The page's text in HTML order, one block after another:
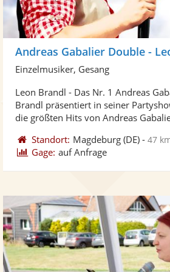
Andreas Gabalier Double -
Einzelmusiker, Gesang
Leon Brandl - Das Nr. 1 Andreas
Brandl präsentiert in seiner
die größten Hits von Andreas
Standort: Magdeburg (DE) -47
Gage: auf Anfrage